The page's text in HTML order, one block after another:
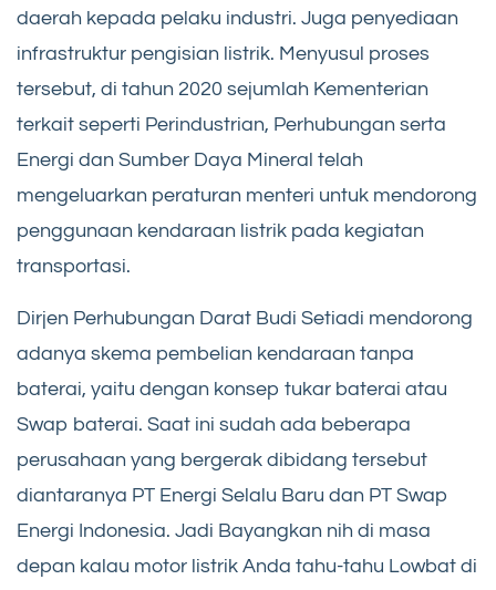
daerah kepada pelaku industri. Juga penyediaan
infrastruktur pengisian listrik. Menyusul proses
tersebut, di tahun 2020 sejumlah Kementerian
terkait seperti Perindustrian, Perhubungan serta
Energi dan Sumber Daya Mineral telah
mengeluarkan peraturan menteri untuk mendorong
penggunaan kendaraan listrik pada kegiatan
transportasi.
Dirjen Perhubungan Darat Budi Setiadi mendorong
adanya skema pembelian kendaraan tanpa
baterai, yaitu dengan konsep tukar baterai atau
Swap baterai. Saat ini sudah ada beberapa
perusahaan yang bergerak dibidang tersebut
diantaranya PT Energi Selalu Baru dan PT Swap
Energi Indonesia. Jadi Bayangkan nih di masa
depan kalau motor listrik Anda tahu-tahu Lowbat di